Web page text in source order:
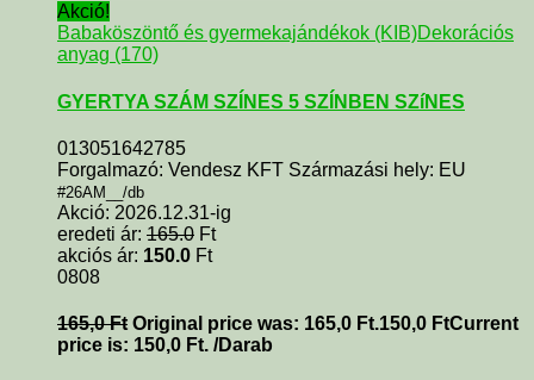
Akció!
Babaköszöntő és gyermekajándékok (KIB)Dekorációs
anyag (170)
GYERTYA SZÁM SZÍNES 5 SZÍNBEN SZíNES
013051642785
Forgalmazó: Vendesz KFT Származási hely: EU
#26AM__/db
Akció: 2026.12.31-ig
eredeti ár: 165.0 Ft
akciós ár: 150.0 Ft
0808
165,0Ft Original price was: 165,0 Ft.150,0 FtCurrent
price is: 150,0 Ft. /Darab